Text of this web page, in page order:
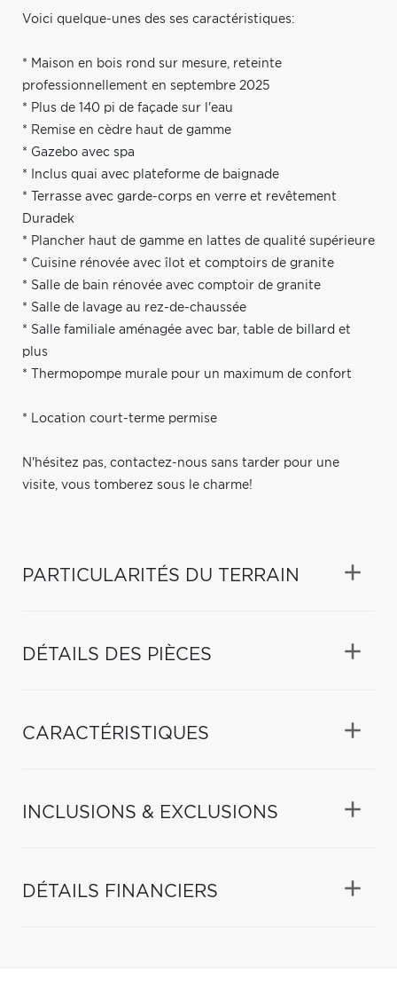
Voici quelque-unes des ses caractéristiques:
* Maison en bois rond sur mesure, reteinte
professionnellement en septembre 2025
* Plus de 140 pi de façade sur l'eau
* Remise en cèdre haut de gamme
* Gazebo avec spa
* Inclus quai avec plateforme de baignade
* Terrasse avec garde-corps en verre et revêtement
Duradek
* Plancher haut de gamme en lattes de qualité supérieure
* Cuisine rénovée avec îlot et comptoirs de granite
* Salle de bain rénovée avec comptoir de granite
* Salle de lavage au rez-de-chaussée
* Salle familiale aménagée avec bar, table de billard et
plus
* Thermopompe murale pour un maximum de confort
* Location court-terme permise
N'hésitez pas, contactez-nous sans tarder pour une
visite, vous tomberez sous le charme!
PARTICULARITÉS DU TERRAIN
DÉTAILS DES PIÈCES
CARACTÉRISTIQUES
INCLUSIONS & EXCLUSIONS
DÉTAILS FINANCIERS